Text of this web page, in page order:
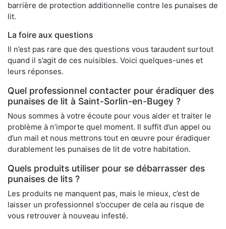
barrière de protection additionnelle contre les punaises de
lit.
La foire aux questions
Il n’est pas rare que des questions vous taraudent surtout
quand il s’agit de ces nuisibles. Voici quelques-unes et
leurs réponses.
Quel professionnel contacter pour éradiquer des
punaises de lit à Saint-Sorlin-en-Bugey ?
Nous sommes à votre écoute pour vous aider et traiter le
problème à n’importe quel moment. Il suffit d’un appel ou
d’un mail et nous mettrons tout en œuvre pour éradiquer
durablement les punaises de lit de votre habitation.
Quels produits utiliser pour se débarrasser des
punaises de lits ?
Les produits ne manquent pas, mais le mieux, c’est de
laisser un professionnel s’occuper de cela au risque de
vous retrouver à nouveau infesté.